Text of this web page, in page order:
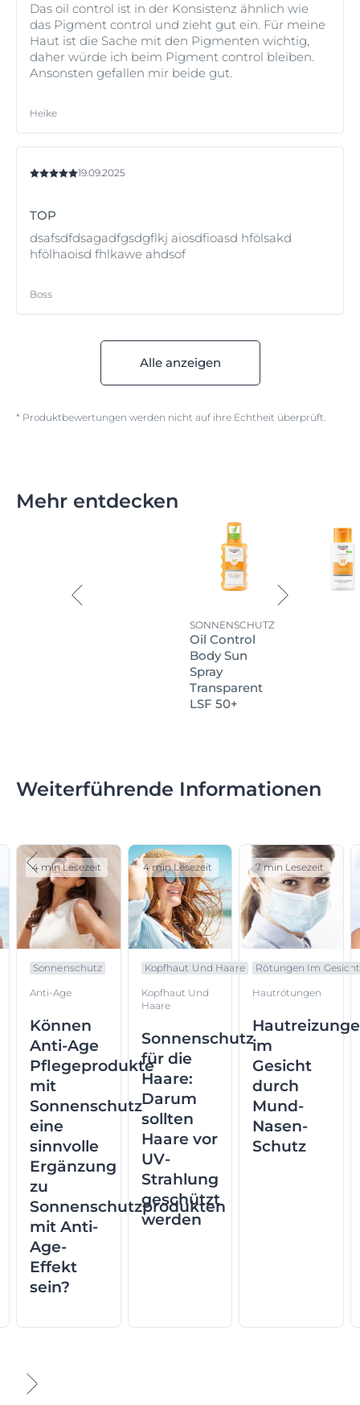
Das oil control ist in der Konsistenz ähnlich wie
das Pigment control und zieht gut ein. Für meine
Haut ist die Sache mit den Pigmenten wichtig,
daher würde ich beim Pigment control bleiben.
Ansonsten gefallen mir beide gut.
Heike
19.09.2025
TOP
dsafsdfdsagadfgsdgflkj aiosdfioasd hfölsakd
hfölhaoisd fhlkawe ahdsof
Boss
Alle anzeigen
* Produktbewertungen werden nicht auf ihre Echtheit überprüft.
Mehr entdecken
SONNENSCHUTZ
Oil Control
Body Sun
Spray
Transparent
LSF 50+
Weiterführende Informationen
Sonnenschutz
Anti-Age
Können
Anti-Age
Pflegeprodukte
mit
Sonnenschutz
eine
sinnvolle
Ergänzung
zu
Sonnenschutzprodukten
mit Anti-
Age-
Effekt
sein?
4 min Lesezeit
Kopfhaut Und Haare
Kopfhaut Und
Haare
Sonnenschutz
für die
Haare:
Darum
sollten
Haare vor
UV-
Strahlung
geschützt
werden
4 min Lesezeit
Rötungen Im Gesicht
Hautrötungen
im
Gesicht
durch
Mund-
Nasen-
Schutz
7 min Lesezeit